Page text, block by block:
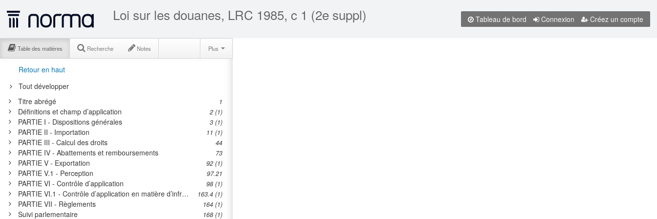
Tableau de bord Connexion Créez un compte
Loi sur les douanes, LRC 1985, c 1 (2e suppl)
Table des matières Recherche Notes Plus
Retour en haut
Tout développer
Titre abrégé
1
Définitions et champ d’application 2 (1)
PARTIE I - Dispositions générales 3 (1)
PARTIE II - Importation 11 (1)
PARTIE III - Calcul des droits 44
PARTIE IV - Abattements et remboursements 73
PARTIE V - Exportation 92 (1)
PARTIE V.1 - Perception 97.21
PARTIE VI - Contrôle d’application 98 (1)
PARTIE VI.1 - Contrôle d’application en matière d’infractions criminelles à d’autres lois 163.4 (1)
PARTIE VII - Règlements 164 (1)
Suivi parlementaire 168 (1)